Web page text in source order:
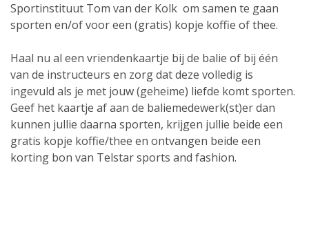
Sportinstituut Tom van der Kolk om samen te gaan
sporten en/of voor een (gratis) kopje koffie of thee.
Haal nu al een vriendenkaartje bij de balie of bij één
van de instructeurs en zorg dat deze volledig is
ingevuld als je met jouw (geheime) liefde komt sporten.
Geef het kaartje af aan de baliemedewerk(st)er dan
kunnen jullie daarna sporten, krijgen jullie beide een
gratis kopje koffie/thee en ontvangen beide een
korting bon van Telstar sports and fashion.